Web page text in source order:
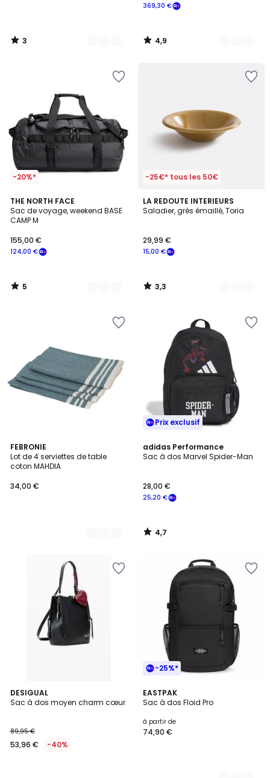
3
/
369,30 €
4,9
/
-20%*
THE NORTH FACE
Sac de voyage, weekend BASE
CAMP M
124,00 €
155,00 €
5
/
5
2
Couleurs
5
/
-25€* tous les 50€
LA REDOUTE INTERIEURS
Saladier, grès émaillé, Toria
15,00 €
29,99 €
3,3
/ 5
2
Couleurs
3,3
/
FEBRONIE
Lot de 4 serviettes de table
coton MAHDIA
34,00 €
20
Couleurs
Prix exclusif
adidas Performance
Sac à dos Marvel Spider-Man
25,20 €
28,00 €
4,7
/ 5
4,7
/
DESIGUAL
Sac à dos moyen charm cœur
89,95 €
53,96 € -40%
-25%*
EASTPAK
Sac à dos Floid Pro
à partir de
74,90 €
2
Couleurs